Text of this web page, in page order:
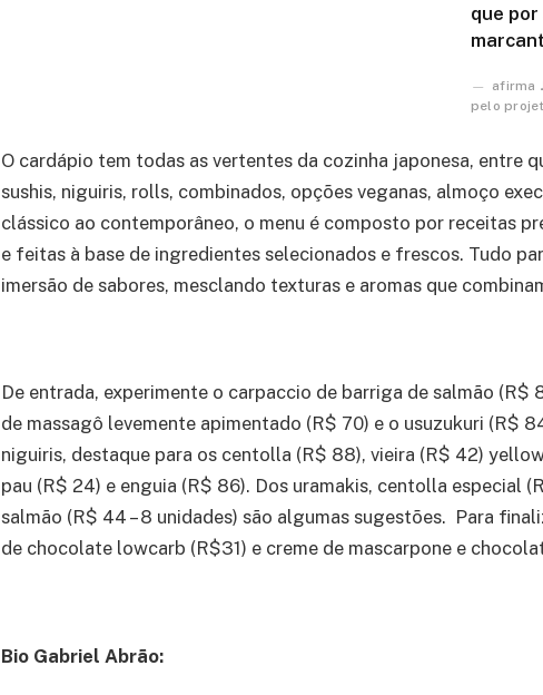
que
afirma
pelo
O cardápio tem todas as vertentes da cozinha japonesa, entre
sushis, niguiris, rolls, combinados, opções veganas, almoço
clássico ao contemporâneo, o menu é composto por receitas
e feitas à base de ingredientes selecionados e frescos. Tudo
imersão de sabores, mesclando texturas e aromas que
De entrada, experimente o carpaccio de barriga de salmão (R$
de massagô levemente apimentado (R$ 70) e o usuzukuri (R$
niguiris, destaque para os centolla (R$ 88), vieira (R$ 42)
pau (R$ 24) e enguia (R$ 86). Dos uramakis, centolla especial
salmão (R$ 44 – 8 unidades) são algumas sugestões. Para
de chocolate lowcarb (R$31) e creme de mascarpone e
Bio Gabriel Abrão: